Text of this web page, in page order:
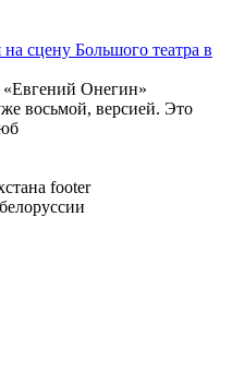
сцену Большого театра в
«Евгений Онегин»
восьмой, версией. Это